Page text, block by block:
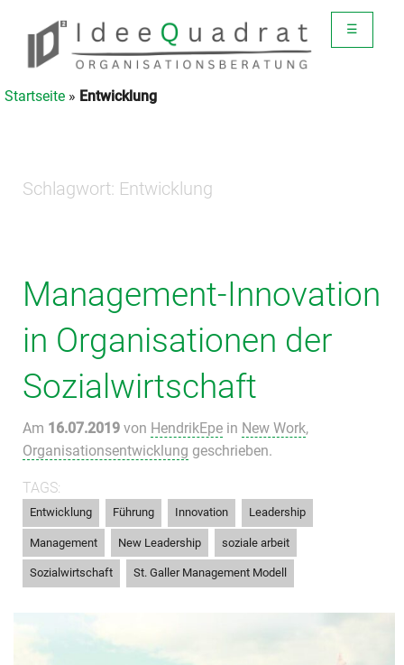
☰
Startseite » Entwicklung
Schlagwort: Entwicklung
Management-Innovation
in Organisationen der
Sozialwirtschaft
Am 16.07.2019 von HendrikEpe in New Work,
Organisationsentwicklung geschrieben.
TAGS:
Entwicklung Führung Innovation Leadership
Management New Leadership soziale arbeit
Sozialwirtschaft St. Galler Management Modell